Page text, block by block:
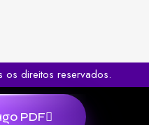
os direitos reservados.
PDF